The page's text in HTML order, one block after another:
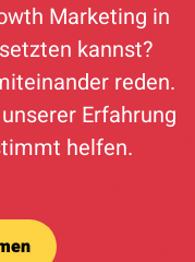
Marketing in
kannst?
reden.
Erfahrung
helfen.